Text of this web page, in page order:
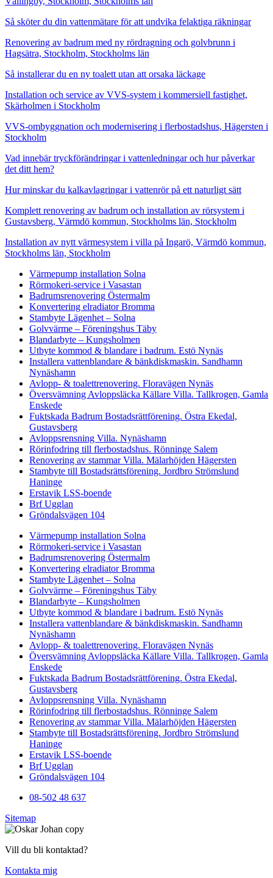
Så sköter du din vattenmätare för att undvika felaktiga räkningar
Renovering av badrum med ny rördragning och golvbrunn i
Hagsätra, Stockholm, Stockholms län
Så installerar du en ny toalett utan att orsaka läckage
Installation och service av VVS-system i kommersiell fastighet,
Skärholmen i Stockholm
VVS-ombyggnation och modernisering i flerbostadshus, Hägersten i
Stockholm
Vad innebär tryckförändringar i vattenledningar och hur påverkar
det ditt hem?
Hur minskar du kalkavlagringar i vattenrör på ett naturligt sätt
Komplett renovering av badrum och installation av rörsystem i
Gustavsberg, Värmdö kommun, Stockholms län, Stockholm
Installation av nytt värmesystem i villa på Ingarö, Värmdö kommun,
Stockholms län, Stockholm
Värmepump installation Solna
Rörmokeri-service i Vasastan
Badrumsrenovering Östermalm
Konvertering elradiator Bromma
Stambyte Lägenhet – Solna
Golvvärme – Föreningshus Täby
Blandarbyte – Kungsholmen
Utbyte kommod & blandare i badrum. Estö Nynäs
Installera vattenblandare & bänkdiskmaskin. Sandhamn
Nynäshamn
Avlopp- & toalettrenovering. Floravägen Nynäs
Översvämning Avloppsläcka Källare Villa. Tallkrogen, Gamla
Enskede
Fuktskada Badrum Bostadsrättförening. Östra Ekedal,
Gustavsberg
Avloppsrensning Villa. Nynäshamn
Rörinfodring till flerbostadshus. Rönninge Salem
Renovering av stammar Villa. Mälarhöjden Hägersten
Stambyte till Bostadsrättsförening. Jordbro Strömslund
Haninge
Erstavik LSS-boende
Brf Ugglan
Gröndalsvägen 104
Värmepump installation Solna
Rörmokeri-service i Vasastan
Badrumsrenovering Östermalm
Konvertering elradiator Bromma
Stambyte Lägenhet – Solna
Golvvärme – Föreningshus Täby
Blandarbyte – Kungsholmen
Utbyte kommod & blandare i badrum. Estö Nynäs
Installera vattenblandare & bänkdiskmaskin. Sandhamn
Nynäshamn
Avlopp- & toalettrenovering. Floravägen Nynäs
Översvämning Avloppsläcka Källare Villa. Tallkrogen, Gamla
Enskede
Fuktskada Badrum Bostadsrättförening. Östra Ekedal,
Gustavsberg
Avloppsrensning Villa. Nynäshamn
Rörinfodring till flerbostadshus. Rönninge Salem
Renovering av stammar Villa. Mälarhöjden Hägersten
Stambyte till Bostadsrättsförening. Jordbro Strömslund
Haninge
Erstavik LSS-boende
Brf Ugglan
Gröndalsvägen 104
08-502 48 637
Sitemap
Vill du bli kontaktad?
Kontakta mig